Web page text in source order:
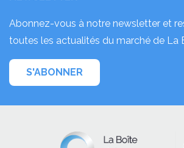
Abonnez-vous à notre newsletter et
toutes les actualités du marché de La
S'ABONNER